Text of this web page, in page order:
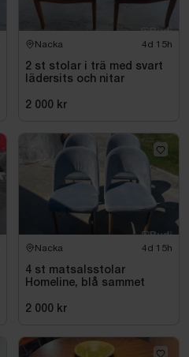
Nacka 4d 15h
2 st stolar i trä med svart
lädersits och nitar
2 000 kr
Nacka 4d 15h
4 st matsalsstolar
Homeline, blå sammet
2 000 kr